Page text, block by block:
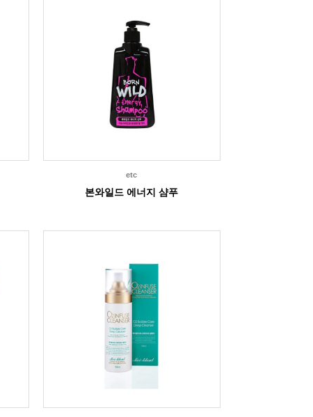
etc
본와일드 에너지 샴푸